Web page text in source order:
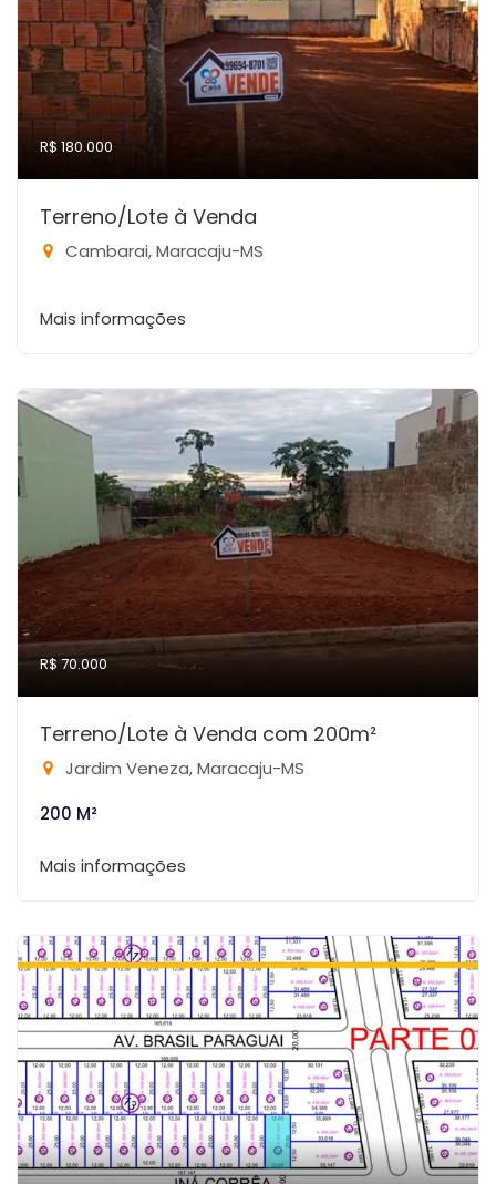
R$ 180.000
Terreno/Lote à Venda
Cambarai, Maracaju-MS
Mais informações
R$ 70.000
Terreno/Lote à Venda com 200m²
Jardim Veneza, Maracaju-MS
200 M²
Mais informações